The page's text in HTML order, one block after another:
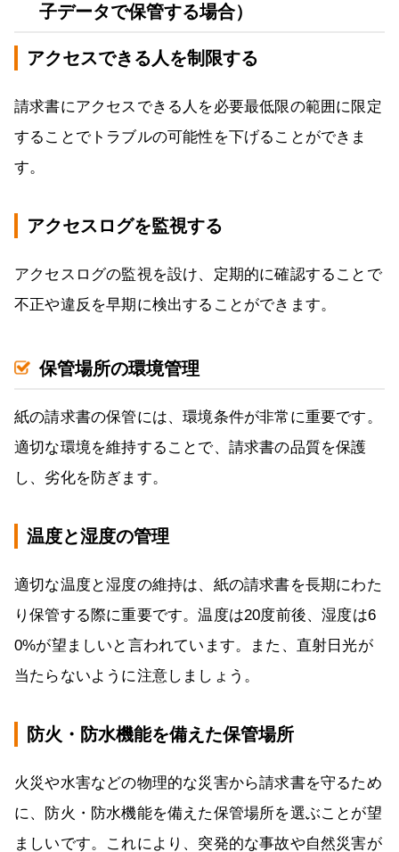
子データで保管する場合）
アクセスできる人を制限する
請求書にアクセスできる人を必要最低限の範囲に限定
することでトラブルの可能性を下げることができま
す。
アクセスログを監視する
アクセスログの監視を設け、定期的に確認することで
不正や違反を早期に検出することができます。
保管場所の環境管理
紙の請求書の保管には、環境条件が非常に重要です。
適切な環境を維持することで、請求書の品質を保護
し、劣化を防ぎます。
温度と湿度の管理
適切な温度と湿度の維持は、紙の請求書を長期にわた
り保管する際に重要です。温度は20度前後、湿度は6
0%が望ましいと言われています。また、直射日光が
当たらないように注意しましょう。
防火・防水機能を備えた保管場所
火災や水害などの物理的な災害から請求書を守るため
に、防火・防水機能を備えた保管場所を選ぶことが望
ましいです。これにより、突発的な事故や自然災害が